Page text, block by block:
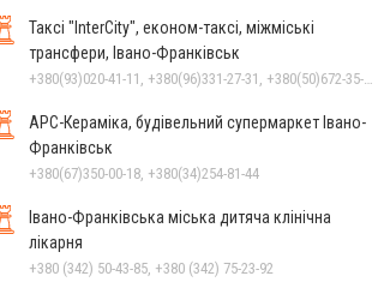
Таксі "InterCity", економ-таксі, міжміські
трансфери, Івано-Франківськ
АРС-Кераміка, будівельний супермаркет Івано-
Франківськ
+380(67)350-00-18, +380(34)254-81-44
Івано-Франківська міська дитяча клінічна
лікарня
+380 (342) 50-43-85, +380 (342) 75-23-92